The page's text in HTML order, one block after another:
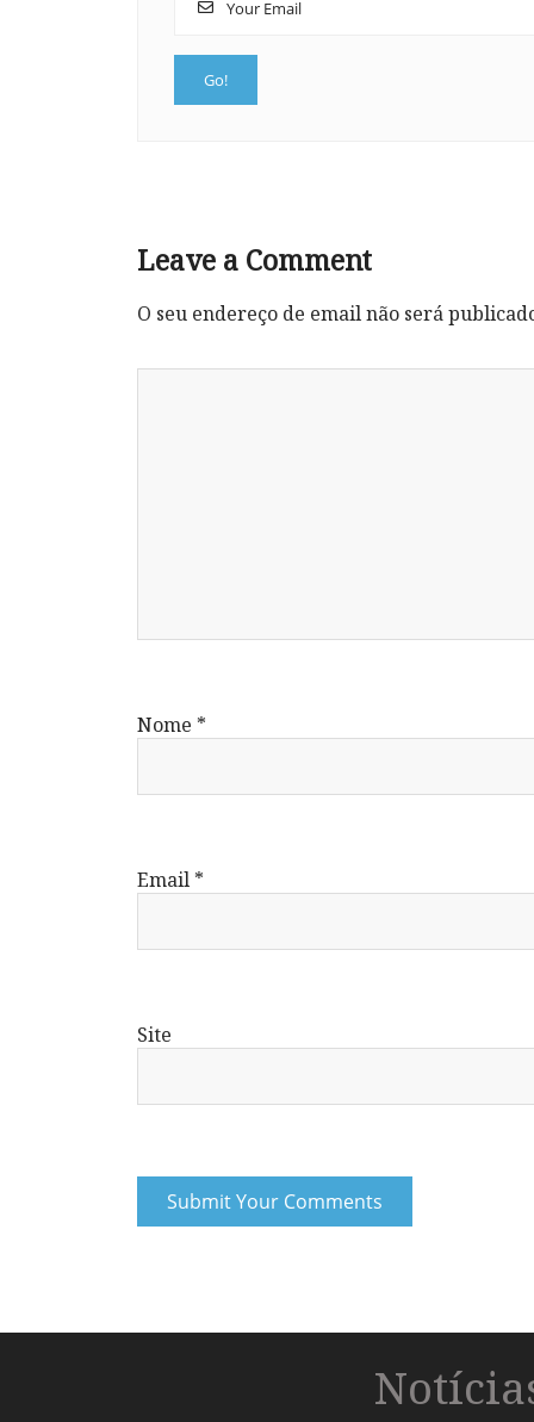
Leave a Comment
O seu endereço de email não será
Nome *
Email *
Site